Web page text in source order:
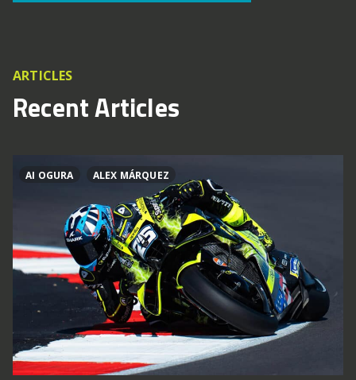
ARTICLES
Recent Articles
AI OGURA ALEX MÁRQUEZ